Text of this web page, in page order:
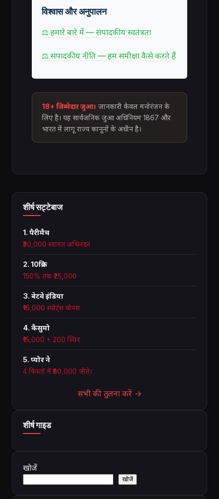
विश्वास और अनुपालन
⚖ हमारे बारे में — संपादकीय स्वतंत्रता
⚖ संपादकीय नीति — हम समीक्षा कैसे करते हैं
18+ जिम्मेदार जुआ। जानकारी केवल मनोरंजन के
लिए है। यह सार्वजनिक जुआ अधिनियम 1867 और
भारत में लागू राज्य कानूनों के अधीन है।
शीर्ष सट्टेबाज
1. पैरीमैच
₹30,000 स्वागत अभिनंदन
2. 10क्रिक
150% तक ₹25,000
3. बेटवे इंडिया
₹16,000 स्पोर्ट्स बोनस
4. कैसुमो
₹15,000 + 200 स्पिन
5. प्योर ने
4 किस्तों में ₹90,000 जीते।
सभी की तुलना करें →
शीर्ष गाइड
खोजें
खोजें